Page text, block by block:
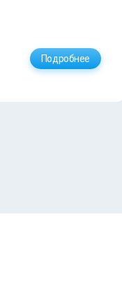
Подробнее